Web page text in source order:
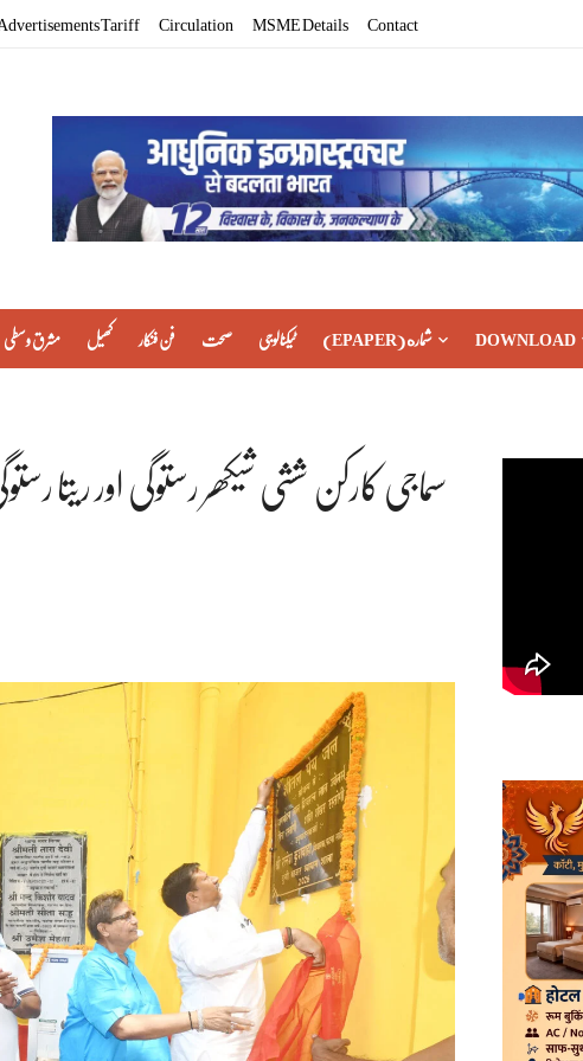
Tariff Circulation MSME Details Contact
مشرق وسطی کھیل فن فنکار صحت ٹیکنالوجی (EPAPER) شماره DOWNLOAD